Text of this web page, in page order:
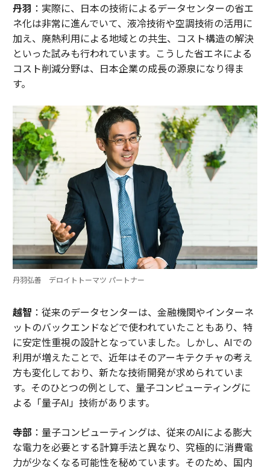
丹羽 ：実際に、日本の技術によるデータセンターの省エ
ネ化は非常に進んでいて、液冷技術や空調技術の活用に
加え、廃熱利用による地域との共生、コスト構造の解決
といった試みも行われています。こうした省エネによる
コスト削減分野は、日本企業の成長の源泉になり得ま
す。
丹羽弘善 デロイトトーマツ パートナー
越智 ：従来のデータセンターは、金融機関やインターネ
ットのバックエンドなどで使われていたこともあり、特
に安定性重視の設計となっていました。しかし、AIでの
利用が増えたことで、近年はそのアーキテクチャの考え
方も変化しており、新たな技術開発が求められていま
す。そのひとつの例として、量子コンピューティングに
よる「量子AI」技術があります。
寺部 ：量子コンピューティングは、従来のAIによる膨大
な電力を必要とする計算手法と異なり、究極的に消費電
力が少なくなる可能性を秘めています。そのため、国内